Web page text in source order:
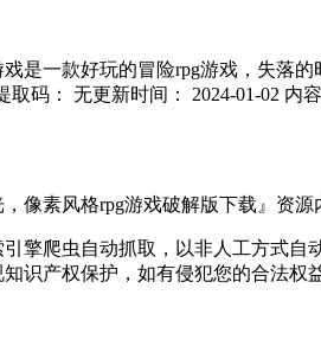
是一款好玩的冒险rpg游戏，失落
取码： 无更新时间： 2024-01-02 内
，像素风格rpg游戏破解版下载』资
擎爬虫自动抓取，以非人工方式
识产权保护，如有侵犯您的合法权